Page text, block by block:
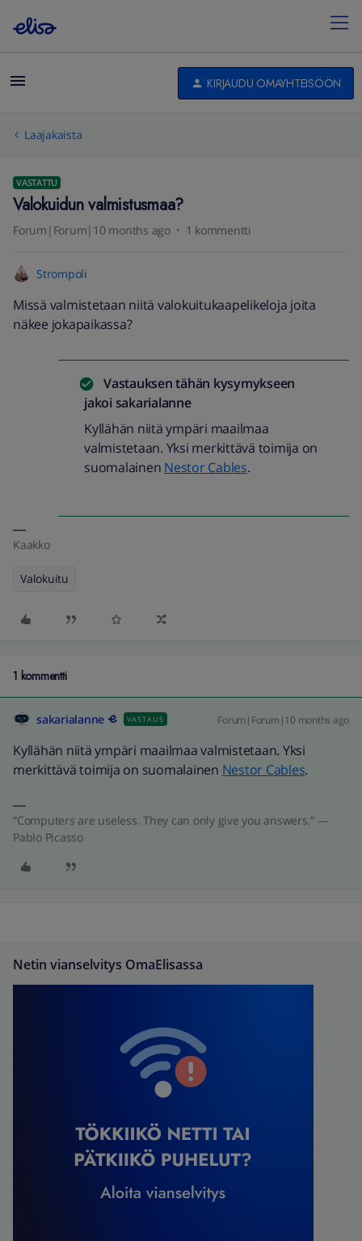
KIRJAUDU OMAYHTEISÖÖN
Laajakaista
VASTATTU
Valokuidun valmistusmaa?
Forum|Forum|10 months ago 1 kommentti
Strompoli
Missä valmistetaan niitä valokuitukaapelikeloja joita
näkee jokapaikassa?
Vastauksen tähän kysymykseen
jakoi sakarialanne
Kyllähän niitä ympäri maailmaa
valmistetaan. Yksi merkittävä toimija on
suomalainen Nestor Cables.
Kaakko
Valokuitu
1 kommentti
sakarialanne VASTAUS Forum|Forum|10 months ago
Kyllähän niitä ympäri maailmaa valmistetaan. Yksi
merkittävä toimija on suomalainen Nestor Cables.
“Computers are useless. They can only give you answers.” ―
Pablo Picasso
Netin vianselvitys OmaElisassa